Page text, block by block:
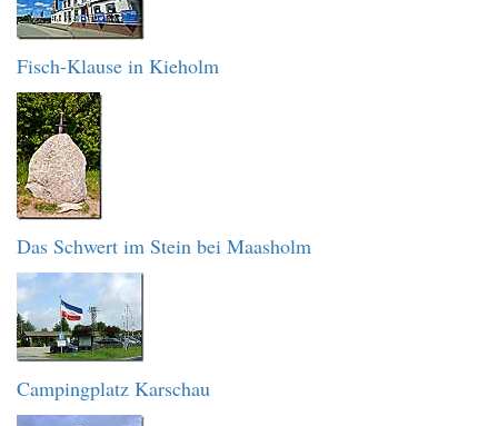
Fisch-Klause in Kieholm
Das Schwert im Stein bei Maasholm
Campingplatz Karschau